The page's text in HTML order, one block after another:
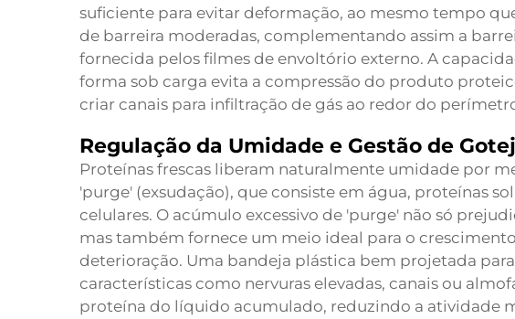
suficiente para evitar deformação, ao mesmo tempo
de barreira moderadas, complementando assim a
fornecida pelos filmes de envoltório externo. A
forma sob carga evita a compressão do produto
criar canais para infiltração de gás ao redor do
Regulação da Umidade e Gestão de
Proteínas frescas liberam naturalmente umidade por
'purge' (exsudação), que consiste em água, proteínas
celulares. O acúmulo excessivo de 'purge' não só
mas também fornece um meio ideal para o
deterioração. Uma bandeja plástica bem projetada
características como nervuras elevadas, canais ou
proteína do líquido acumulado, reduzindo a atividade